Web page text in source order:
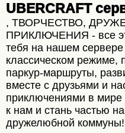
UBERCRAFT
, ТВОРЧЕСТВО,
ПРИКЛЮЧЕНИЯ - все
тебя на нашем
классическом
паркур-маршруты,
вместе с друзьями и
приключениями в
к нам и стань частью
дружелюбной коммуны!